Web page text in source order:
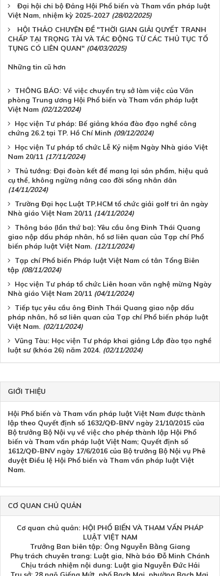
Đại hội chi bộ Đảng Hội Phổ biến và Tham vấn pháp luật
Việt Nam, nhiệm kỳ 2025-2027 (28/02/2025)
HỘI THẢO CHUYÊN ĐỀ "THỜI GIAN GIẢI QUYẾT TRANH
CHẤP TẠI TRỌNG TÀI VÀ TÁC ĐỘNG TỪ CÁC THỦ TỤC TỐ
TỤNG CÓ LIÊN QUAN" (04/03/2025)
Những tin cũ hơn
THÔNG BÁO: Về việc chuyển trụ sở làm việc của Văn
phòng Trung ương Hội Phổ biến và Tham vấn pháp luật
Việt Nam (02/12/2024)
Học viện Tư pháp: Bế giảng khóa đào đạo nghề công
chứng 26.2 tại TP. Hồ Chí Minh (09/12/2024)
Học viện Tư pháp tổ chức Lễ Kỷ niệm Ngày Nhà giáo Việt
Nam 20/11 (17/11/2024)
Thủ tướng: Đại đoàn kết để mang lại sản phẩm, hiệu quả
cụ thể, không ngừng nâng cao đời sống nhân dân
(14/11/2024)
Trường Đại học Luật TP.HCM tổ chức giải golf tri ân ngày
Nhà giáo Việt Nam 20/11 (14/11/2024)
Thông báo (lần thứ ba): Yêu cầu ông Đinh Thái Quang
giao nộp dấu pháp nhân, hồ sơ liên quan của Tạp chí Phổ
biến pháp luật Việt Nam. (12/11/2024)
Tạp chí Phổ biến Pháp luật Việt Nam có tân Tổng Biên
tập (08/11/2024)
Học viện Tư pháp tổ chức Liên hoan văn nghệ mừng Ngày
Nhà giáo Việt Nam 20/11 (04/11/2024)
Tiếp tục yêu cầu ông Đinh Thái Quang giao nộp dấu
pháp nhân, hồ sơ liên quan của Tạp chí Phổ biến pháp luật
Việt Nam. (02/11/2024)
Vũng Tàu: Học viện Tư pháp khai giảng Lớp đào tạo nghề
luật sư (khóa 26) năm 2024. (02/11/2024)
GIỚI THIỆU
Hội Phổ biến và Tham vấn pháp luật Việt Nam được thành
lập theo Quyết định số 1632/QĐ-BNV ngày 21/10/2015 của
Bộ trưởng Bộ Nội vụ về việc cho phép thành lập Hội Phổ
biến và Tham vấn pháp luật Việt Nam; Quyết định số
1612/QĐ-BNV ngày 17/6/2016 của Bộ trưởng Bộ Nội vụ Phê
duyệt Điều lệ Hội Phổ biến và Tham vấn pháp luật Việt
Nam.
CƠ QUAN CHỦ QUẢN
Cơ quan chủ quản: HỘI PHỔ BIẾN VÀ THAM VẤN PHÁP
LUẬT VIỆT NAM
Trưởng Ban biên tập: Ông Nguyễn Bằng Giang
Phụ trách chuyên trang: Luật gia, Nhà báo Đỗ Minh Chánh
Chịu trách nhiệm nội dung: Luật gia Nguyễn Đức Hải